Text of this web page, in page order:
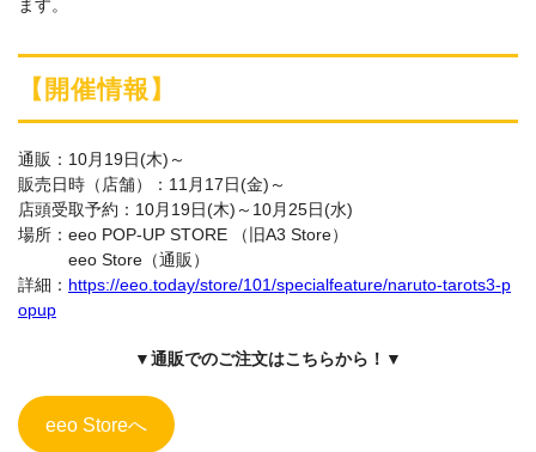
ます。
【開催情報】
通販：10月19日(木)～
販売日時（店舗）：11月17日(金)～
店頭受取予約：10月19日(木)～10月25日(水)
場所：eeo POP-UP STORE （旧A3 Store）
eeo Store（通販）
詳細： https://eeo.today/store/101/specialfeature/naruto-tarots3-p
opup
▼通販でのご注文はこちらから！▼
eeo Storeへ